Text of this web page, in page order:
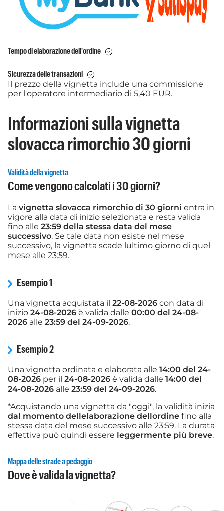
Tempo di elaborazione dell'ordine
Sicurezza delle transazioni
Il prezzo della vignetta include una commissione
per l'operatore intermediario di 5,40 EUR.
Informazioni sulla vignetta
slovacca rimorchio 30 giorni
Validità della vignetta
Come vengono calcolati i 30 giorni?
La vignetta slovacca rimorchio di 30 giorni entra in
vigore alla data di inizio selezionata e resta valida
fino alle 23:59 della stessa data del mese
successivo. Se tale data non esiste nel mese
successivo, la vignetta scade lultimo giorno di quel
mese alle 23:59.
Esempio 1
Una vignetta acquistata il 22-08-2026 con data di
inizio 24-08-2026 è valida dalle 00:00 del 24-08-
2026 alle 23:59 del 24-09-2026.
Esempio 2
Una vignetta ordinata e elaborata alle 14:00 del 24-
08-2026 per il 24-08-2026 è valida dalle 14:00 del
24-08-2026 alle 23:59 del 24-09-2026.
*Acquistando una vignetta da "oggi", la validità inizia
dal momento dellelaborazione dellordine fino alla
stessa data del mese successivo alle 23:59. La durata
effettiva può quindi essere leggermente più breve.
Mappa delle strade a pedaggio
Dove è valida la vignetta?